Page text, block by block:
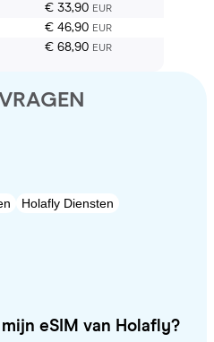
€ 33,90 EUR
€ 46,90 EUR
€ 68,90 EUR
Holafly Diensten
eSIM van Holafly?